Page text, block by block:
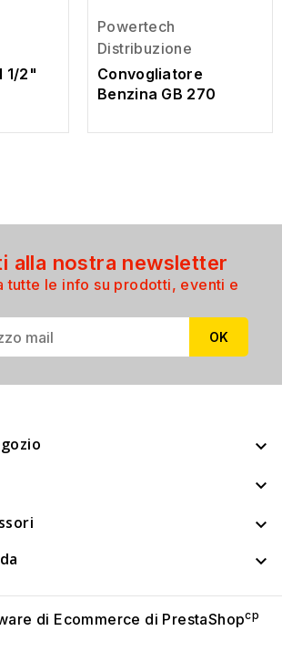
1/2"
Powertech
Distribuzione
Convogliatore
Benzina GB 270
alla nostra newsletter
tutte le info su prodotti, eventi e




di Ecommerce di PrestaShopcp